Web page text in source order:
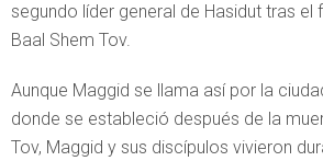
segundo líder general de Hasidut tras el
Baal Shem Tov.
Aunque Maggid se llama así por la
donde se estableció después de la
Tov, Maggid y sus discípulos vivieron